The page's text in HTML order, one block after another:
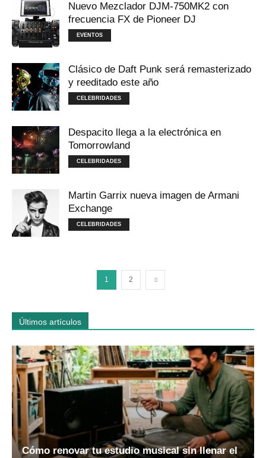
Nuevo Mezclador DJM-750MK2 con
frecuencia FX de Pioneer DJ
EVENTOS
Clásico de Daft Punk será remasterizado
y reeditado este año
CELEBRIDADES
Despacito llega a la electrónica en
Tomorrowland
CELEBRIDADES
Martin Garrix nueva imagen de Armani
Exchange
CELEBRIDADES
1 2
Últimos artículos
Cómo renovar tu estudio musical sin llenar el